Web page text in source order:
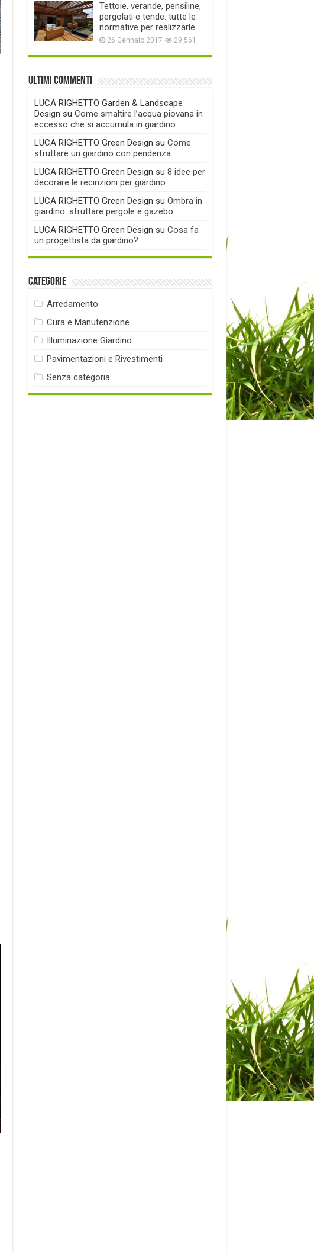
Tettoie, verande, pensiline,
pergolati e tende: tutte le
normative per realizzarle
26 Gennaio 2017 29,561
Ultimi commenti
LUCA RIGHETTO Garden & Landscape
Design su Come smaltire l’acqua piovana in
eccesso che si accumula in giardino
LUCA RIGHETTO Green Design su Come
sfruttare un giardino con pendenza
LUCA RIGHETTO Green Design su 8 idee per
decorare le recinzioni per giardino
LUCA RIGHETTO Green Design su Ombra in
giardino: sfruttare pergole e gazebo
LUCA RIGHETTO Green Design su Cosa fa
un progettista da giardino?
Categorie
Arredamento
Cura e Manutenzione
Illuminazione Giardino
Pavimentazioni e Rivestimenti
Senza categoria